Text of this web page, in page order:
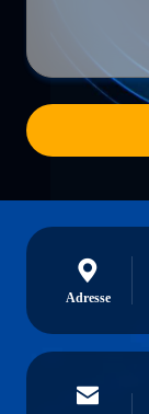
Adresse